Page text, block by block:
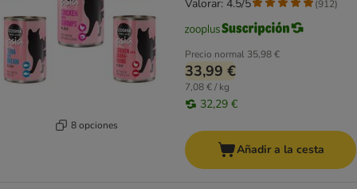
8 opciones
Precio normal 35,98 €
33,99 €
7,08 € / kg
32,29 €
Valorar: 4.5/5 (912)
Añadir a la cesta